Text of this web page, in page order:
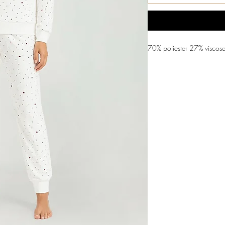
70% poliester 27%